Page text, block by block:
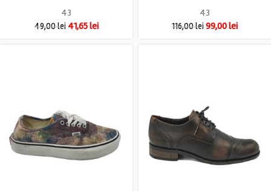
43
49,00lei 41,65lei
43
116,00lei99,00lei